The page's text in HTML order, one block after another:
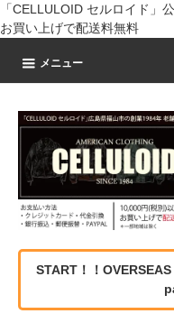
「CELLULOID セルロイド
お買い上げで配送料無料
メニュー
START！！